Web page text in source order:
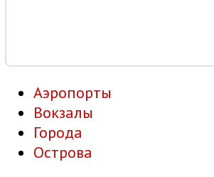
Аэропорты
Вокзалы
Города
Острова